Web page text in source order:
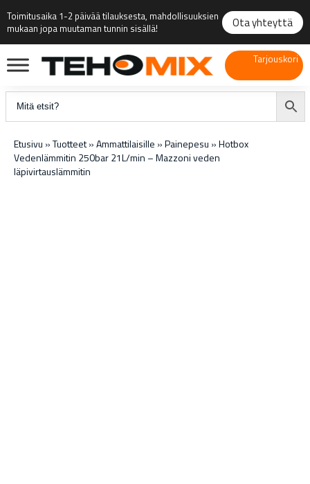
Toimitusaika 1-2 päivää tilauksesta, mahdollisuuksien
mukaan jopa muutaman tunnin sisällä!
Ota yhteyttä
Tarjouskori
Etusivu »Tuotteet»Ammattilaisille »Painepesu »Hotbox
Vedenlämmitin 250bar 21L/min – Mazzoni veden
läpivirtauslämmitin